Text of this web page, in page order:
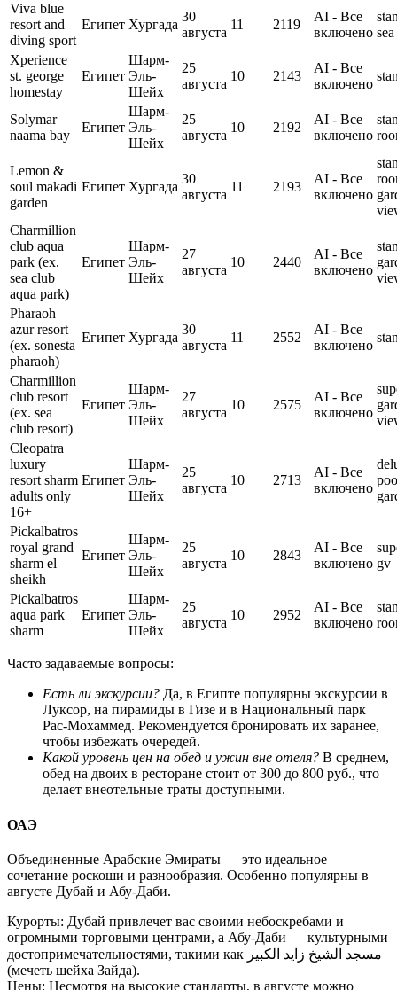
Viva blue
resort and
diving sport
Египет Хургада
30
августа
11 2119
AI - Все
включено
Xperience
st. george
homestay
Египет
Шарм-
Эль-
Шейх
25
августа
10 2143
AI - Все
включено
Solymar
naama bay
Египет
Шарм-
Эль-
Шейх
25
августа
10 2192
AI - Все
включено
Lemon &
soul makadi
garden
Египет Хургада
30
августа
11 2193
AI - Все
включено
Charmillion
club aqua
park (ex.
sea club
aqua park)
Египет
Шарм-
Эль-
Шейх
27
августа
10 2440
AI - Все
включено
Pharaoh
azur resort
(ex. sonesta
pharaoh)
Египет Хургада
30
августа
11 2552
AI - Все
включено
Charmillion
club resort
(ex. sea
club resort)
Египет
Шарм-
Эль-
Шейх
27
августа
10 2575
AI - Все
включено
Cleopatra
luxury
resort sharm
adults only
16+
Египет
Шарм-
Эль-
Шейх
25
августа
10 2713
AI - Все
включено
Pickalbatros
royal grand
sharm el
sheikh
Египет
Шарм-
Эль-
Шейх
25
августа
10 2843
AI - Все
включено gv
Pickalbatros
aqua park
sharm
Египет
Шарм-
Эль-
Шейх
25
августа
10 2952
AI - Все
включено
Часто задаваемые вопросы:
Есть ли экскурсии? Да, в Египте популярны экскурсии в
Луксор, на пирамиды в Гизе и в Национальный парк
Рас-Мохаммед. Рекомендуется бронировать их заранее,
чтобы избежать очередей.
Какой уровень цен на обед и ужин вне отеля? В среднем,
обед на двоих в ресторане стоит от 300 до 800 руб., что
делает внеотельные траты доступными.
ОАЭ
Объединенные Арабские Эмираты — это идеальное
сочетание роскоши и разнообразия. Особенно популярны в
августе Дубай и Абу-Даби.
Курорты: Дубай привлечет вас своими небоскребами и
огромными торговыми центрами, а Абу-Даби — культурными
достопримечательностями, такими как مسجد الشيخ زاید الكبير
(мечеть шейха Зайда).
Цены: Несмотря на высокие стандарты, в августе можно